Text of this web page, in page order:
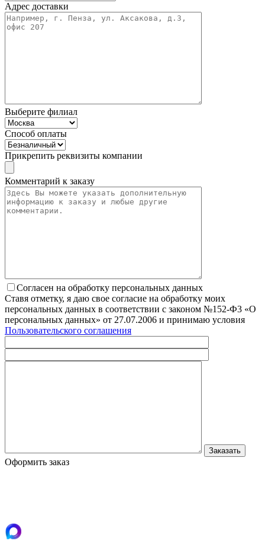
Адрес доставки
Выберите филиал
Способ оплаты
Прикрепить реквизиты компании
Комментарий к заказу
Согласен на обработку персональных данных
Ставя отметку, я даю свое согласие на обработку моих
персональных данных в соответствии с законом №152-Ф3 «О
персональных данных» от 27.07.2006 и принимаю условия
Пользовательского соглашения
Оформить заказ